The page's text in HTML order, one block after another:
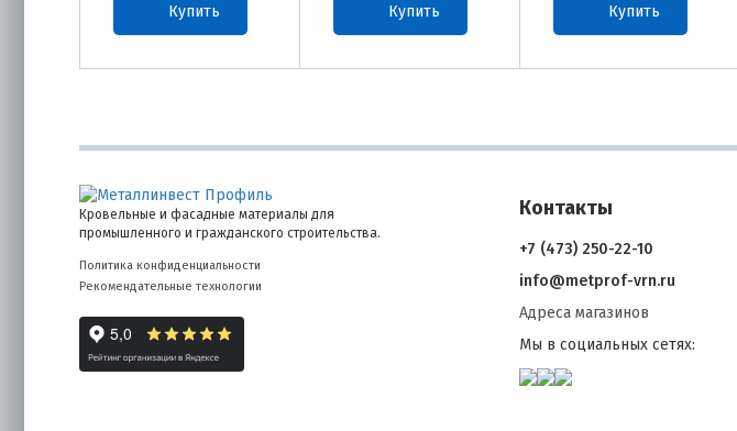
Купить Купить Купить
Кровельные и фасадные материалы для
промышленного и гражданского строительства.
Политика конфиденциальности
Рекомендательные технологии
Контакты
+7 (473) 250-22-10
info@metprof-vrn.ru
Адреса магазинов
Мы в социальных сетях: